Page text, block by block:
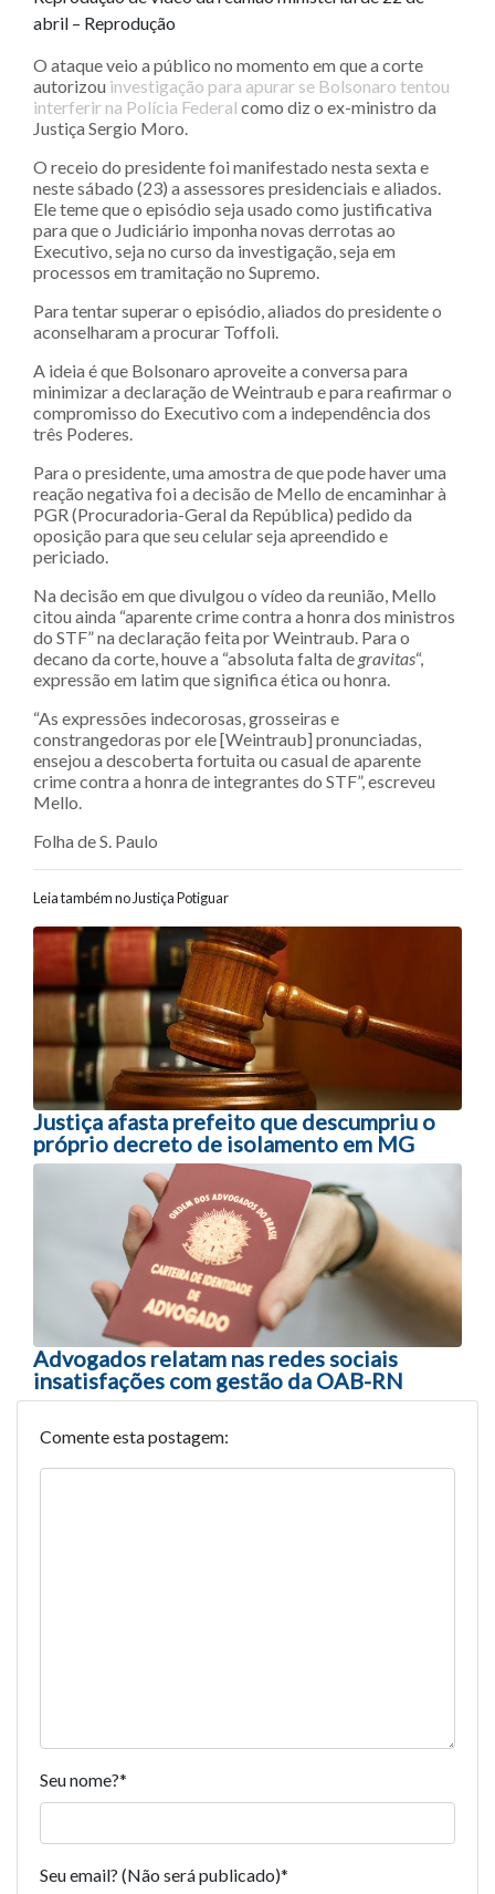
abril – Reprodução
O ataque veio a público no momento em que a corte
autorizou investigação para apurar se Bolsonaro tentou
interferir na Polícia Federal como diz o ex-ministro da
Justiça Sergio Moro.
O receio do presidente foi manifestado nesta sexta e
neste sábado (23) a assessores presidenciais e aliados.
Ele teme que o episódio seja usado como justificativa
para que o Judiciário imponha novas derrotas ao
Executivo, seja no curso da investigação, seja em
processos em tramitação no Supremo.
Para tentar superar o episódio, aliados do presidente o
aconselharam a procurar Toffoli.
A ideia é que Bolsonaro aproveite a conversa para
minimizar a declaração de Weintraub​ e para reafirmar o
compromisso do Executivo com a independência dos
três Poderes.​
Para o presidente, uma amostra de que pode haver uma
reação negativa foi a decisão de Mello de encaminhar à
PGR (Procuradoria-Geral da República) pedido da
oposição para que seu celular seja apreendido e
periciado.
Na decisão em que divulgou o vídeo da reunião, Mello
citou ainda “aparente crime contra a honra dos ministros
do STF” na declaração feita por Weintraub. Para o
decano da corte, houve a “absoluta falta de gravitas“,
expressão em latim que significa ética ou honra.
“As expressões indecorosas, grosseiras e
constrangedoras por ele [Weintraub] pronunciadas,
ensejou a descoberta fortuita ou casual de aparente
crime contra a honra de integrantes do STF”, escreveu
Mello.
Folha de S. Paulo
Leia também no Justiça Potiguar
Navegação entre posts
Justiça afasta prefeito que descumpriu o
próprio decreto de isolamento em MG
Advogados relatam nas redes sociais
insatisfações com gestão da OAB-RN
Comente esta postagem:
Seu nome?*
Seu email? (Não será publicado)*